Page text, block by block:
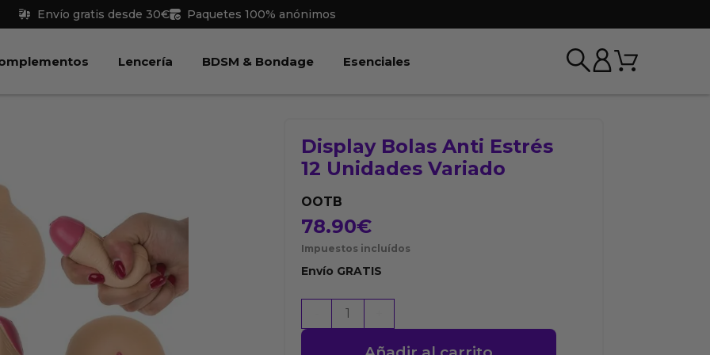
Envío gratis desde 30€ Paquetes 100% anónimos
Juguetes Abrir Complementos
Lencería Abrir Lencería
BDSM & Bondage Abrir BDSM & Bondage
Esenciales Carrito
Display Bolas Anti Estrés
12 Unidades Variado
OOTB
78.90€
Impuestos incluídos
Envío GRATIS
Display
Bolas